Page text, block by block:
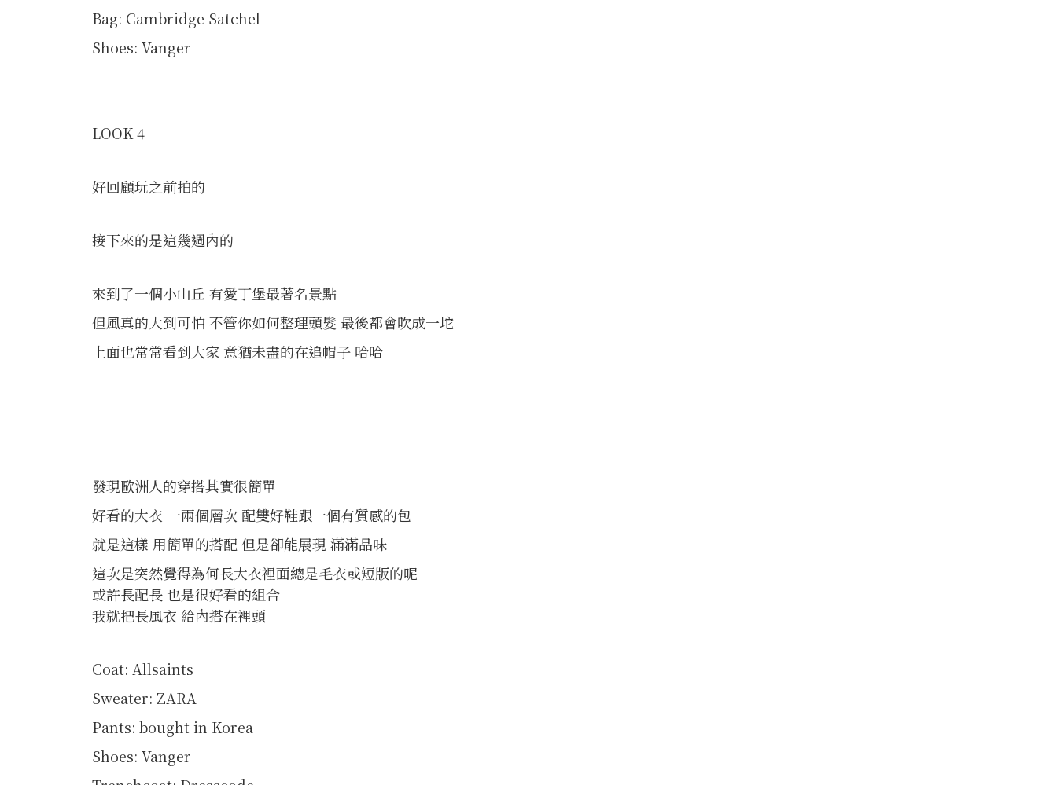
Bag: Cambridge Satchel
Shoes: Vanger
LOOK 4
好回顧玩之前拍的
接下來的是這幾週內的
來到了一個小山丘 有愛丁堡最著名景點
但風真的大到可怕 不管你如何整理頭髮 最後都會吹成一坨
上面也常常看到大家 意猶未盡的在追帽子 哈哈
發現歐洲人的穿搭其實很簡單
好看的大衣 一兩個層次 配雙好鞋跟一個有質感的包
就是這樣 用簡單的搭配 但是卻能展現 滿滿品味
這次是突然覺得為何長大衣裡面總是毛衣或短版的呢
或許長配長 也是很好看的組合
我就把長風衣 給內搭在裡頭
Coat: Allsaints
Sweater: ZARA
Pants: bought in Korea
Shoes: Vanger